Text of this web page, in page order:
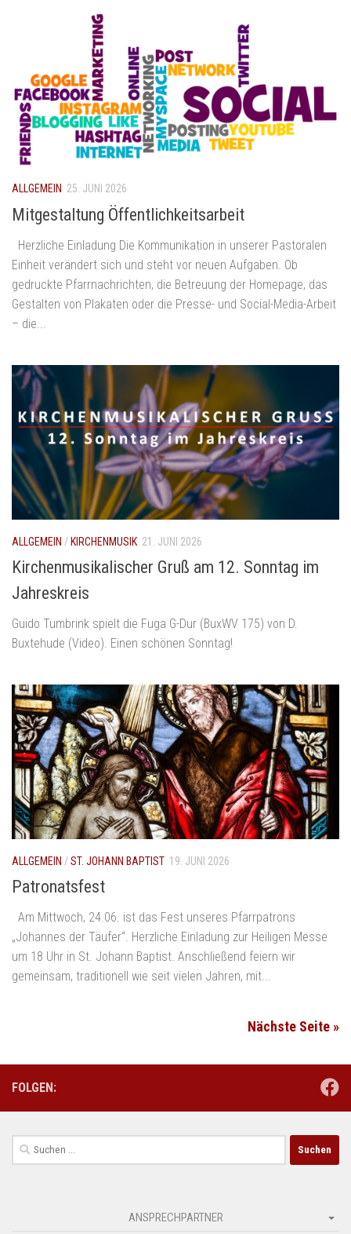
ALLGEMEIN 25. JUNI 2026
Mitgestaltung Öffentlichkeitsarbeit
Herzliche Einladung Die Kommunikation in unserer Pastoralen
Einheit verändert sich und steht vor neuen Aufgaben. Ob
gedruckte Pfarrnachrichten, die Betreuung der Homepage, das
Gestalten von Plakaten oder die Presse- und Social-Media-Arbeit
– die...
ALLGEMEIN /KIRCHENMUSIK 21. JUNI 2026
Kirchenmusikalischer Gruß am 12. Sonntag im
Jahreskreis
Guido Tumbrink spielt die Fuga G-Dur (BuxWV 175) von D.
Buxtehude (Video). Einen schönen Sonntag!
ALLGEMEIN /ST. JOHANN BAPTIST 19. JUNI 2026
Patronatsfest
Am Mittwoch, 24.06. ist das Fest unseres Pfarrpatrons
„Johannes der Täufer“. Herzliche Einladung zur Heiligen Messe
um 18 Uhr in St. Johann Baptist. Anschließend feiern wir
gemeinsam, traditionell wie seit vielen Jahren, mit...
Nächste Seite »
FOLGEN:
Suchen
nach:
ANSPRECHPARTNER